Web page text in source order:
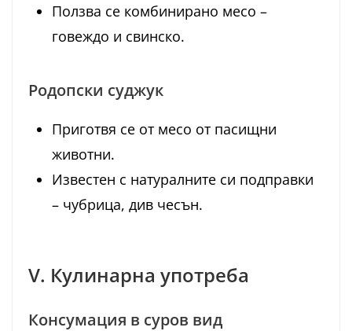
Ползва се комбинирано месо –
говеждо и свинско.
Родопски суджук
Приготвя се от месо от пасищни
животни.
Известен с натуралните си подправки
– чубрица, див чесън.
V. Кулинарна употреба
Консумация в суров вид